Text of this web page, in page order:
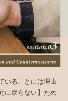
いることには理由
に戻らない】ため